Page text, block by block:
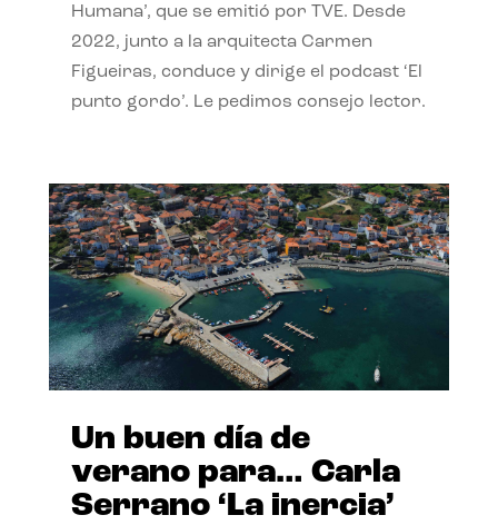
Humana’, que se emitió por TVE. Desde
2022, junto a la arquitecta Carmen
Figueiras, conduce y dirige el podcast ‘El
punto gordo’. Le pedimos consejo lector.
Un buen día de
verano para… Carla
Serrano ‘La inercia’